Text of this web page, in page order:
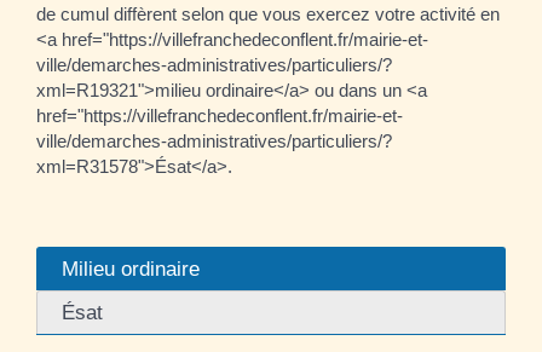
de cumul diffèrent selon que vous exercez votre activité en
<a href="https://villefranchedeconflent.fr/mairie-et-
ville/demarches-administratives/particuliers/?
xml=R19321">milieu ordinaire</a> ou dans un <a
href="https://villefranchedeconflent.fr/mairie-et-
ville/demarches-administratives/particuliers/?
xml=R31578">Ésat</a>.
Milieu ordinaire
Ésat